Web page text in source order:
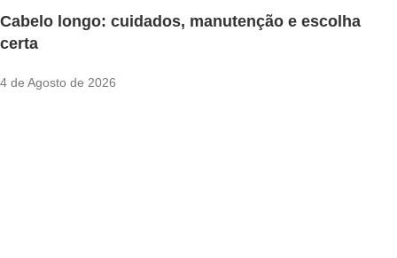
Cabelo longo: cuidados, manutenção e escolha
certa
4 de Agosto de 2026